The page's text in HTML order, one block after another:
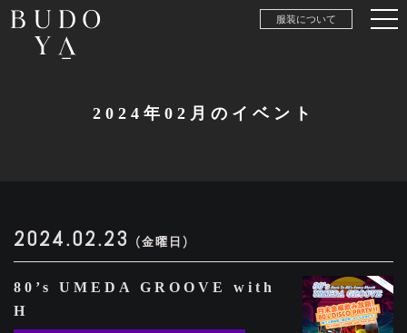
服装について
2024年02月のイベント
2024.02.23 (金曜日)
80’s UMEDA GROOVE with
H